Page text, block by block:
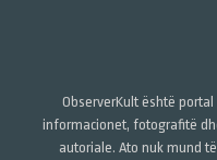
ObserverKult është
informacionet, fotografitë
autoriale. Ato nuk mund